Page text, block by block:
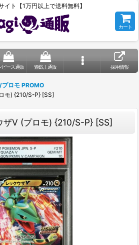
イト【1万円以上で送料無料】
カート
ピース通販 遊戯王通販 採用情報
プロモ PROMO
モ) {210/S-P} [SS]
ザV (プロモ) {210/S-P} [SS]